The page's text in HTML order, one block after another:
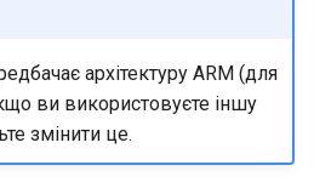
архітектуру ARM (для
ви використовуєте іншу
змінити це.